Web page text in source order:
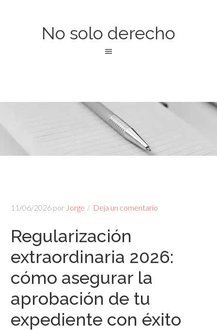
No solo derecho
11/06/2026 por Jorge Deja un comentario
Regularización
extraordinaria 2026:
cómo asegurar la
aprobación de tu
expediente con éxito